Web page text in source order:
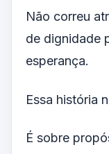
Não correu
de dignidade
esperança.
Essa história
É sobre